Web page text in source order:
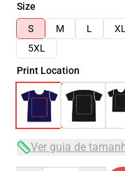
Size
S
M L XL
5XL
Print Location
Ver guia de